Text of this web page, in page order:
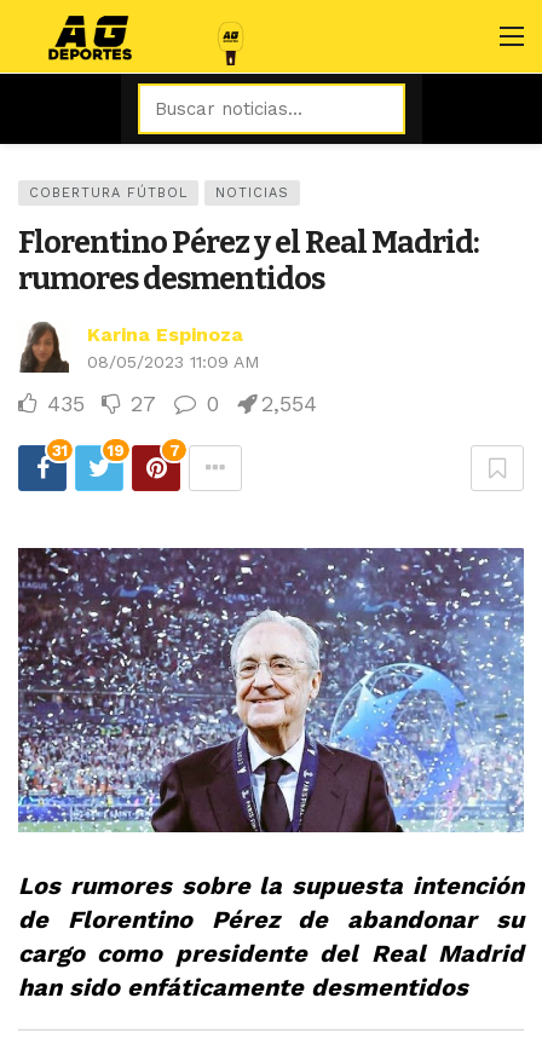
COBERTURA FÚTBOL NOTICIAS
Florentino Pérez y el Real Madrid:
rumores desmentidos
Karina Espinoza
08/05/2023 11:09 AM
435 27 0 2,554
31 19 7
Los rumores sobre la supuesta intención
de Florentino Pérez de abandonar su
cargo como presidente del Real Madrid
han sido enfáticamente desmentidos